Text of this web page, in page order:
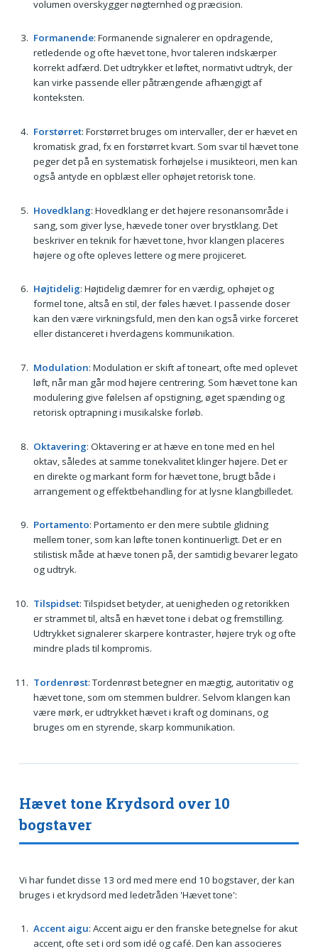
volumen overskygger nøgternhed og præcision.
Formanende: Formanende signalerer en opdragende,
retledende og ofte hævet tone, hvor taleren indskærper
korrekt adfærd. Det udtrykker et løftet, normativt udtryk, der
kan virke passende eller påtrængende afhængigt af
konteksten.
Forstørret: Forstørret bruges om intervaller, der er hævet en
kromatisk grad, fx en forstørret kvart. Som svar til hævet tone
peger det på en systematisk forhøjelse i musikteori, men kan
også antyde en opblæst eller ophøjet retorisk tone.
Hovedklang: Hovedklang er det højere resonansområde i
sang, som giver lyse, hævede toner over brystklang. Det
beskriver en teknik for hævet tone, hvor klangen placeres
højere og ofte opleves lettere og mere projiceret.
Højtidelig: Højtidelig dæmrer for en værdig, ophøjet og
formel tone, altså en stil, der føles hævet. I passende doser
kan den være virkningsfuld, men den kan også virke forceret
eller distanceret i hverdagens kommunikation.
Modulation: Modulation er skift af toneart, ofte med oplevet
løft, når man går mod højere centrering. Som hævet tone kan
modulering give følelsen af opstigning, øget spænding og
retorisk optrapning i musikalske forløb.
Oktavering: Oktavering er at hæve en tone med en hel
oktav, således at samme tonekvalitet klinger højere. Det er
en direkte og markant form for hævet tone, brugt både i
arrangement og effektbehandling for at lysne klangbilledet.
Portamento: Portamento er den mere subtile glidning
mellem toner, som kan løfte tonen kontinuerligt. Det er en
stilistisk måde at hæve tonen på, der samtidig bevarer legato
og udtryk.
Tilspidset: Tilspidset betyder, at uenigheden og retorikken
er strammet til, altså en hævet tone i debat og fremstilling.
Udtrykket signalerer skarpere kontraster, højere tryk og ofte
mindre plads til kompromis.
Tordenrøst: Tordenrøst betegner en mægtig, autoritativ og
hævet tone, som om stemmen buldrer. Selvom klangen kan
være mørk, er udtrykket hævet i kraft og dominans, og
bruges om en styrende, skarp kommunikation.
Hævet tone Krydsord over 10
bogstaver
Vi har fundet disse 13 ord med mere end 10 bogstaver, der kan
bruges i et krydsord med ledetråden 'Hævet tone':
Accent aigu: Accent aigu er den franske betegnelse for akut
accent, ofte set i ord som idé og café. Den kan associeres